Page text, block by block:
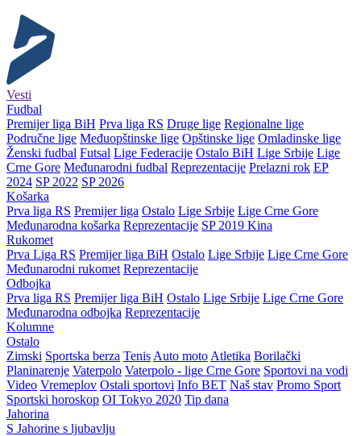
Vesti
Fudbal
Premijer liga BiH Prva liga RS Druge lige Regionalne lige
Područne lige Međuopštinske lige Opštinske lige Omladinske lige
Ženski fudbal Futsal Lige Federacije Ostalo BiH Lige Srbije Lige
Crne Gore Međunarodni fudbal Reprezentacije Prelazni rok EP
2024 SP 2022 SP 2026
Košarka
Prva liga RS Premijer liga Ostalo Lige Srbije Lige Crne Gore
Međunarodna košarka Reprezentacije SP 2019 Kina
Rukomet
Prva Liga RS Premijer liga BiH Ostalo Lige Srbije Lige Crne Gore
Međunarodni rukomet Reprezentacije
Odbojka
Prva liga RS Premijer liga BiH Ostalo Lige Srbije Lige Crne Gore
Međunarodna odbojka Reprezentacije
Kolumne
Ostalo
Zimski Sportska berza Tenis Auto moto Atletika Borilački
Planinarenje Vaterpolo Vaterpolo - lige Crne Gore Sportovi na vodi
Video Vremeplov Ostali sportovi Info BET Naš stav Promo Sport
Sportski horoskop OI Tokyo 2020 Tip dana
Jahorina
S Jahorine s ljubavlju